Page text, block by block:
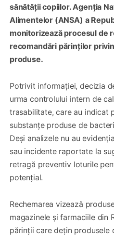
sănătății copiilor. Agenția
Alimentelor (ANSA) a
monitorizează procesul de
recomandări părinților
produse.
Potrivit informației, decizia
urma controlului intern de
trasabilitate, care au indicat
substanțe produse de
Deși analizele nu au
sau incidente raportate la
retragă preventiv loturile
potențial.
Rechemarea vizează
magazinele și farmaciile din
părinții care dețin produsele